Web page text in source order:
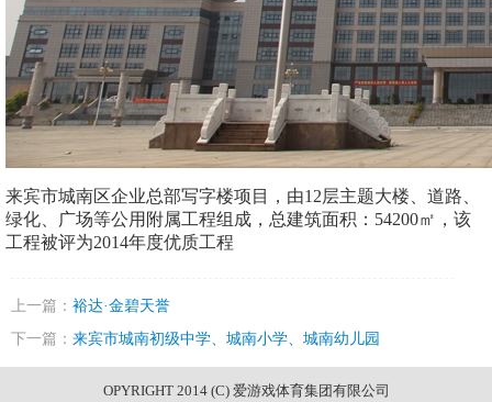
来宾市城南区企业总部写字楼项目，由12层主题大楼、道路、
绿化、广场等公用附属工程组成，总建筑面积： 54200㎡，该
工程被评为2014年度优质工程
上一篇： 裕达·金碧天誉
下一篇： 来宾市城南初级中学、城南小学、城南幼儿园
OPYRIGHT 2014 (C) 爱游戏体育集团有限公司